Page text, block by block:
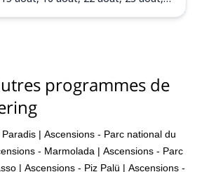
programmes de
| Ascensions - Parc national du
- Marmolada | Ascensions - Parc
| Ascensions - Piz Palü | Ascensions -